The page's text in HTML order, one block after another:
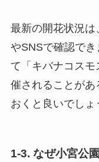
最新の開花状況は
やSNSで確認で
て「キバナコス
催されることがあ
おくと良いでしょ
1-3. なぜ小宮公